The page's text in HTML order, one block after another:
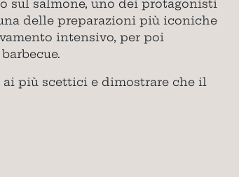
sul salmone, uno dei protagonisti
delle preparazioni più iconiche
intensivo, per poi
ai più scettici e dimostrare che il